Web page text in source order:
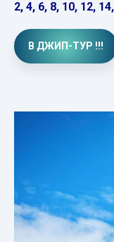
2, 4, 6, 8, 10, 12,
В ДЖИП-ТУР !!!